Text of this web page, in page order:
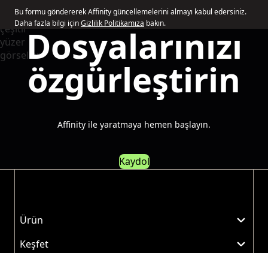
Bu formu göndererek Affinity güncellemelerini almayı kabul edersiniz.
Daha fazla bilgi içinGizlilik Politikamıza bakın.
Dosyalarınızı
özgürleştirin
Affinity ile yaratmaya hemen başlayın.
Kaydol
Ürün
Keşfet